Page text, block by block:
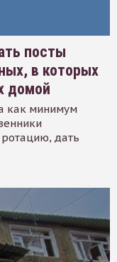
посты
в которых
домой
как минимум
дать